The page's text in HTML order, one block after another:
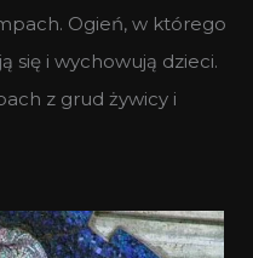
Ogień, w którego
się i wychowują dzieci.
z grud żywicy i